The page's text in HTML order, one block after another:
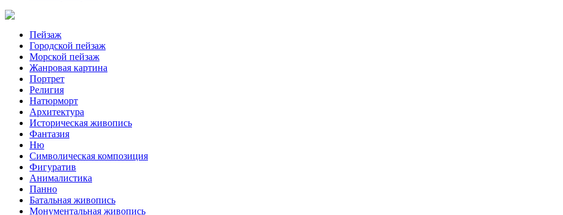
Пейзаж
Городской пейзаж
Морской пейзаж
Жанровая картина
Портрет
Религия
Натюрморт
Архитектура
Историческая живопись
Фантазия
Ню
Символическая композиция
Фигуратив
Анималистикa
Панно
Батальная живопись
Монументальная живопись